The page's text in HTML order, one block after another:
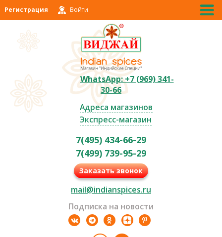
Регистрация Войти
WhatsApp: +7 (969) 341-
30-66
Адреса магазинов
Экспресс-магазин
7(495) 434-66-29
7(499) 739-95-29
Заказать звонок
mail@indianspices.ru
Подписка на новости